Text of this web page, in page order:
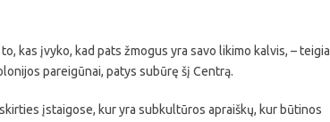
kas įvyko, kad pats žmogus yra savo likimo kalvis, – teigia
pareigūnai, patys subūrę šį Centrą.
įstaigose, kur yra subkultūros apraiškų, kur būtinos